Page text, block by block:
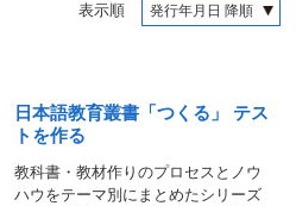
表示順
日本語教育叢書「つくる」 テス
トを作る
教科書・教材作りのプロセスとノウ
ハウをテーマ別にまとめたシリーズ